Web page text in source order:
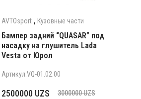
AVTOsport , Кузовные части
Бампер задний “QUASAR” под
насадку на глушитель Lada
Vesta от Юрол
Артикул:VQ-01.02.00
3000000UZS
Первоначальная
2500000 UZS
Текущая